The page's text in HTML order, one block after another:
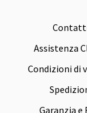
Assistenza
Condizioni di
Garanzia e